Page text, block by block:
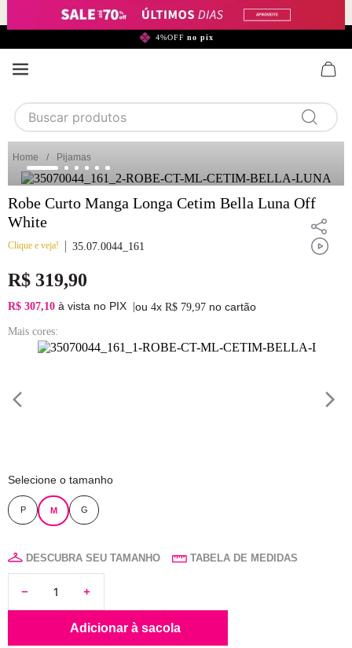
4%OFF no pix
Buscar produtos
Pijamas
Robe Curto Manga Longa Cetim Bella Luna Off
White
Clique e veja! 35.07.0044_161
R$ 319,90
R$ 307,10 à vista no PIX ou 4x R$ 79,97 no cartão
Mais cores:
Selecione o tamanho
P M G
DESCUBRA SEU TAMANHO TABELA DE MEDIDAS
Adicionar à sacola
1 calcinha
2 sutiã
6 algodão